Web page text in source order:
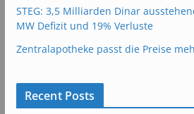
STEG: 3,5 Milliarden Dinar
MW Defizit und 19% Verluste
Zentralapotheke passt die Preise
Recent Posts